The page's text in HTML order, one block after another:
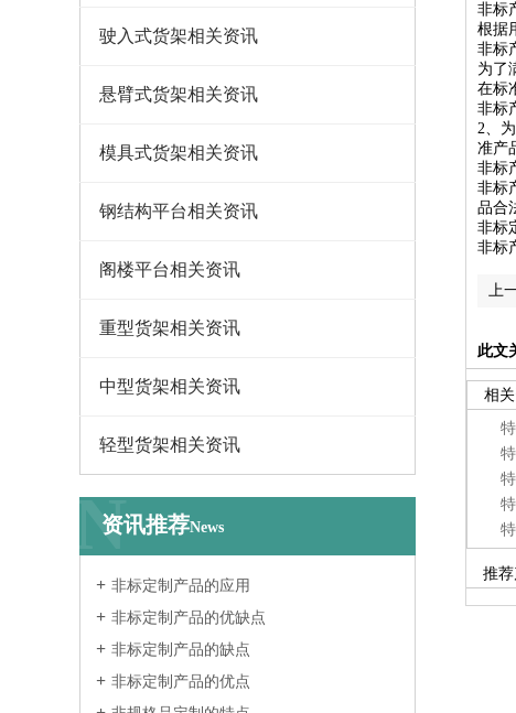
驶入式货架相关资讯
悬臂式货架相关资讯
模具式货架相关资讯
钢结构平台相关资讯
阁楼平台相关资讯
重型货架相关资讯
中型货架相关资讯
轻型货架相关资讯
资讯推荐News
N
非标定制产品的应用
非标定制产品的优缺点
非标定制产品的缺点
非标定制产品的优点
非标
根据
非标
为了
在标
非标
2、
准产
非标
非标
品合
非标
非标
上
此文
相
推